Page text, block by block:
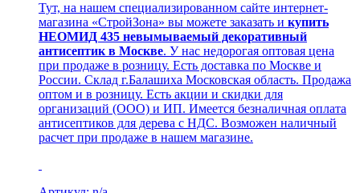
Тут, на нашем специализированном сайте интернет-
магазина «СтройЗона» вы можете заказать и купить
НЕОМИД 435 невымываемый декоративный
антисептик в Москве. У нас недорогая оптовая цена
при продаже в розницу. Есть доставка по Москве и
России. Склад г.Балашиха Московская область. Продажа
оптом и в розницу. Есть акции и скидки для
организаций (ООО) и ИП. Имеется безналичная оплата
антисептиков для дерева с НДС. Возможен наличный
расчет при продаже в нашем магазине.